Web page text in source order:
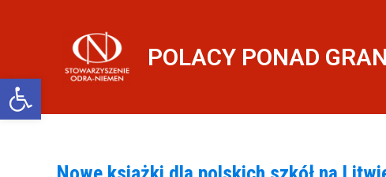
Otwórz pasek narzędzi
POLACY PONAD